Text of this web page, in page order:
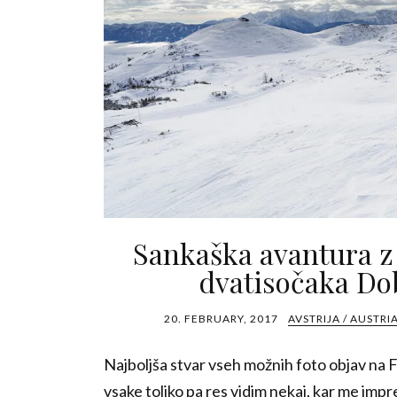
Sankaška avantura
dvatisočaka
20. FEBRUARY, 2017 AVSTRIJA /
Najboljša stvar vseh možnih foto objav na
vsake toliko pa res vidim nekaj, kar me